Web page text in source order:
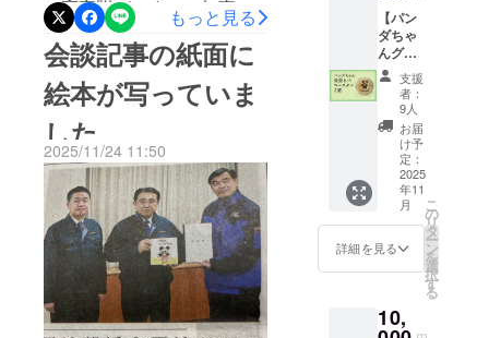
贈り物により、子どもたち
が震災の教訓を学びながら
も、優しさと思いやりを胸
に育むことができる、大切
な一冊になると感じており
ます。末筆ながら、皆さま
のますますのご活躍とご健
勝を心よりお祈り申し上げ
ます。敬具⸻このお手
紙に綴られている言葉のひ
とつひとつは、この活動を
願っています。掲載ページ
はこちら
https://likes.lifepepper.com/bl
og/24489#a26
とりに、心より感謝申し上
げます。
一斉寄贈が、すべて無事に
完了いたしました。約4,300
冊という大変多くの絵本を
全国へ届けることができま
した。無事完了することが
できたのは、ひとえにご支
援くださった皆さまのおか
げです。心より感謝申し上
げます。寄贈先からは、た
くさんのご感想が届いてい
ます。その中から、一つご
もっと見る
会談記事の紙面に
絵本が写っていま
した
2025/11/24 11:50
【パン
ダちゃ
んグッ
ズで支
援！オ
リジナ
ルコー
スター2
個セッ
ト】 ・
お礼の
メッ
セージ
・パン
ダちゃ
んが描
能登ヒ
バの
支援
者：
9人
お届
け予
定：
2025
年11
月
詳細を見る
こ
の
リ
タ
ー
ン
を
選
択
す
る
10,